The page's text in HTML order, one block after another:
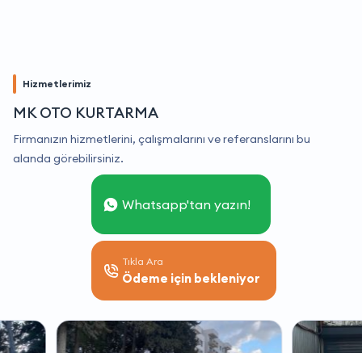
Hizmetlerimiz
MK OTO KURTARMA
Firmanızın hizmetlerini, çalışmalarını ve referanslarını bu
alanda görebilirsiniz.
Whatsapp'tan yazın!
Tıkla Ara
Ödeme için bekleniyor